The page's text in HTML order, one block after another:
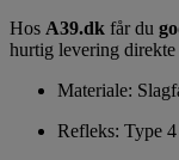
Hos A39.dk får du
hurtig levering direkte
Materiale:
Refleks: Type 4